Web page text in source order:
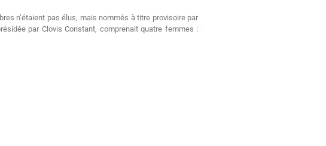
n’étaient pas élus, mais nommés à titre provisoire par
par Clovis Constant, comprenait quatre femmes :